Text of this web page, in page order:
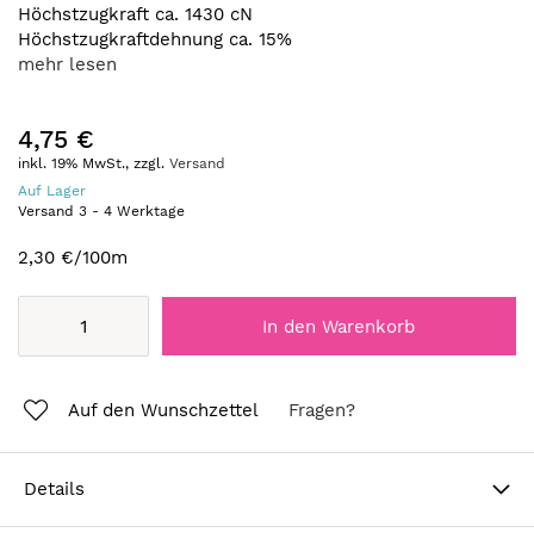
Höchstzugkraft ca. 1430 cN
Höchstzugkraftdehnung ca. 15%
mehr lesen
4,75 €
inkl. 19% MwSt., zzgl. Versand
Auf Lager
Versand 3 - 4 Werktage
2,30 €/100m
In den Warenkorb
Auf den Wunschzettel Fragen?
Details